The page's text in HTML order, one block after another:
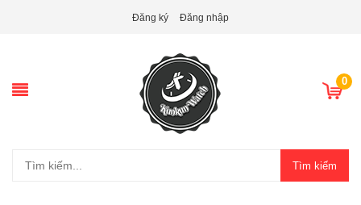
Đăng ký Đăng nhập
0
Tìm kiếm